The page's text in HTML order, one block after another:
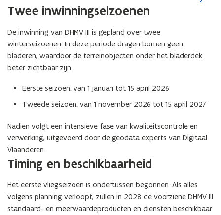
de
voor
een
vergrote
weergave)
Twee inwinningseizoenen
De inwinning van DHMV III is gepland over twee
winterseizoenen. In deze periode dragen bomen geen
bladeren, waardoor de terreinobjecten onder het bladerdek
beter zichtbaar zijn .
Eerste seizoen: van 1 januari tot 15 april 2026
Tweede seizoen: van 1 november 2026 tot 15 april 2027
Nadien volgt een intensieve fase van kwaliteitscontrole en
verwerking, uitgevoerd door de geodata experts van Digitaal
Vlaanderen.
Timing en beschikbaarheid
Het eerste vliegseizoen is ondertussen begonnen. Als alles
volgens planning verloopt, zullen in 2028 de voorziene DHMV III
standaard- en meerwaardeproducten en diensten beschikbaar